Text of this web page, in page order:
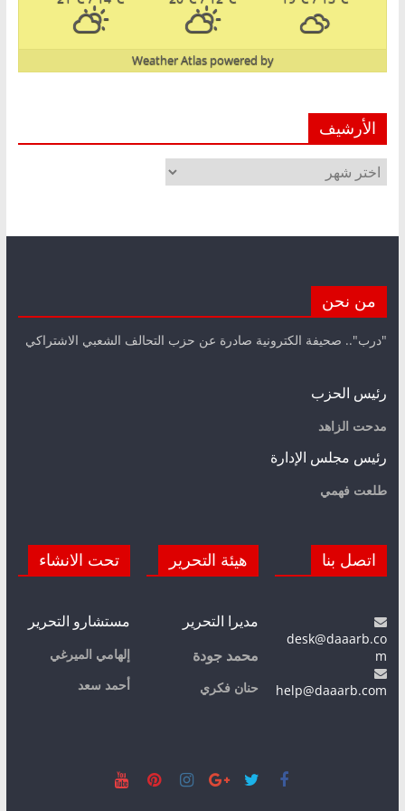
powered by
Weather Atlas
الأرشيف
الأرشيف
من نحن
"درب".. صحيفة الكترونية صادرة عن حزب التحالف الشعبي الاشتراكي
رئيس الحزب
مدحت الزاهد
رئيس مجلس الإدارة
طلعت فهمي
اتصل بنا
desk@daaarb.co
m
help@daaarb.com
هيئة التحرير
مديرا التحرير
محمد جودة
حنان فكري
تحت الانشاء
مستشارو التحرير
إلهامي الميرغي
أحمد سعد